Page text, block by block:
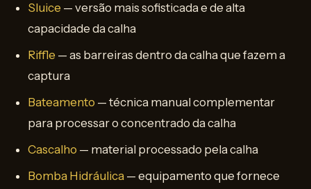
Sluice — versão mais sofisticada e de alta
capacidade da calha
Riffle — as barreiras dentro da calha que fazem a
captura
Bateamento — técnica manual complementar
para processar o concentrado da calha
Cascalho — material processado pela calha
Bomba Hidráulica — equipamento que fornece